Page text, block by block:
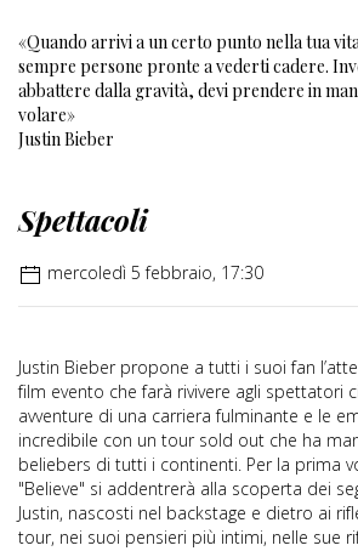
«Quando arrivi a un certo punto nella tua
sempre persone pronte a vederti cadere.
abbattere dalla gravità, devi prendere in
volare»
Justin Bieber
Spettacoli
mercoledì 5 febbraio, 17:30
Justin Bieber propone a tutti i suoi fan
film evento che farà rivivere agli spettatori
avventure di una carriera fulminante e le
incredibile con un tour sold out che ha
beliebers di tutti i continenti. Per la prima
"Believe" si addentrerà alla scoperta dei
Justin, nascosti nel backstage e dietro ai
tour, nei suoi pensieri più intimi, nelle sue